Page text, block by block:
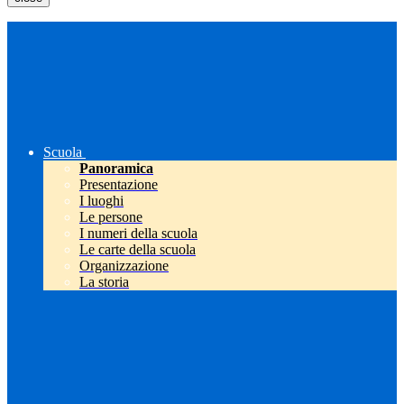
Scuola
Panoramica
Presentazione
I luoghi
Le persone
I numeri della scuola
Le carte della scuola
Organizzazione
La storia